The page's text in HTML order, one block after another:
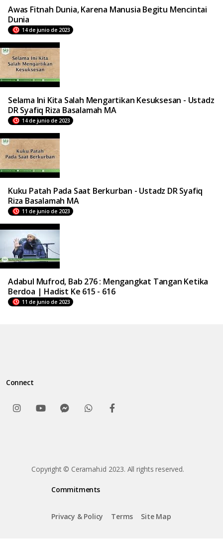
Awas Fitnah Dunia, Karena Manusia Begitu Mencintai
Dunia
14 de junio de 2023
Selama Ini Kita Salah Mengartikan Kesuksesan - Ustadz
DR Syafiq Riza Basalamah MA
14 de junio de 2023
Kuku Patah Pada Saat Berkurban - Ustadz DR Syafiq
Riza Basalamah MA
11 de junio de 2023
Adabul Mufrod, Bab 276 : Mengangkat Tangan Ketika
Berdoa | Hadist Ke 615 - 616
11 de junio de 2023
Connect
Copyright © Ceramah.id 2023. All rights reserved.
Commitments
Privacy & Policy Terms Site Map